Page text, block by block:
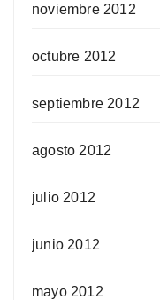
noviembre 2012
octubre 2012
septiembre 2012
agosto 2012
julio 2012
junio 2012
mayo 2012